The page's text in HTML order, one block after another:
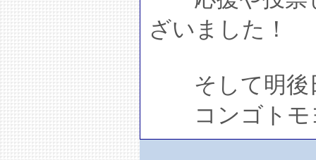
ざいました！
そして明後
コンゴトモ